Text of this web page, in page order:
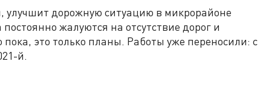
улучшит дорожную ситуацию в микрорайоне
жалуются на отсутствие дорог и
это только планы. Работы уже переносили: с
й.